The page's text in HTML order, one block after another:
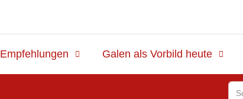
Empfehlungen Galen als Vorbild heute